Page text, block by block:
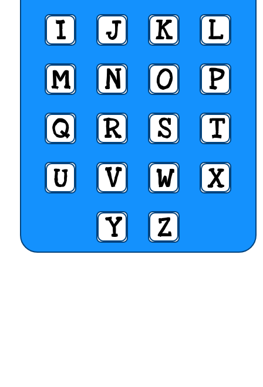
I
J K
L
M
N O
P
Q
R S
T
U
V W
X
Y
Z